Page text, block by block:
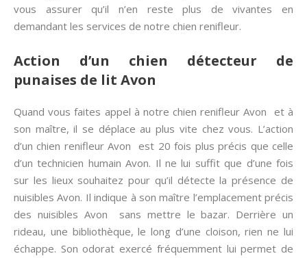
vous assurer qu’il n’en reste plus de vivantes en
demandant les services de notre chien renifleur.
Action d’un chien détecteur de
punaises de lit Avon
Quand vous faites appel à notre chien renifleur Avon et à
son maître, il se déplace au plus vite chez vous. L’action
d’un chien renifleur Avon est 20 fois plus précis que celle
d’un technicien humain Avon. Il ne lui suffit que d’une fois
sur les lieux souhaitez pour qu’il détecte la présence de
nuisibles Avon. Il indique à son maître l’emplacement précis
des nuisibles Avon sans mettre le bazar. Derrière un
rideau, une bibliothèque, le long d’une cloison, rien ne lui
échappe. Son odorat exercé fréquemment lui permet de